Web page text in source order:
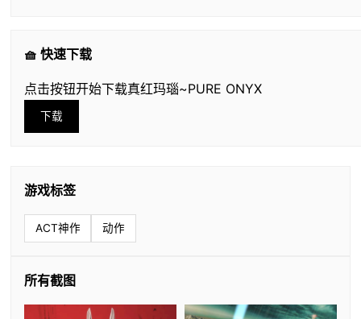
🧺 快速下载
点击按钮开始下载真红玛瑙~PURE ONYX
下载
游戏标签
ACT神作 动作
所有截图